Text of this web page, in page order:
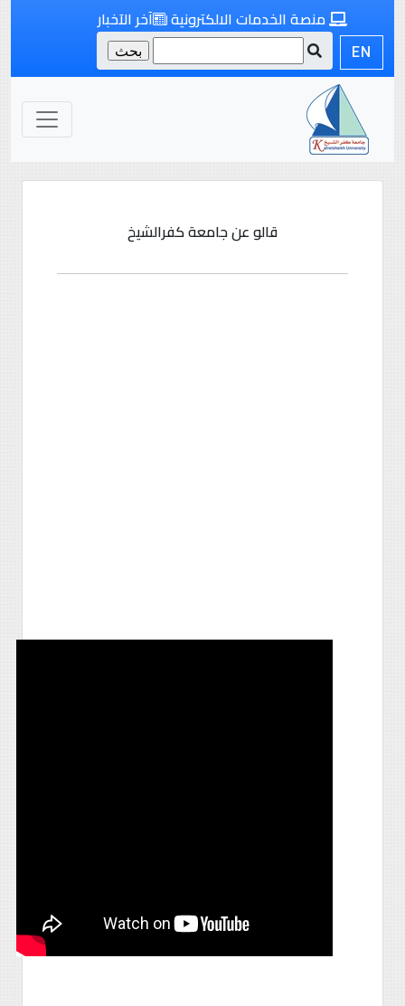
آخر الآخبار منصة الخدمات الالكترونية
EN
قالو عن جامعة كفرالشيخ